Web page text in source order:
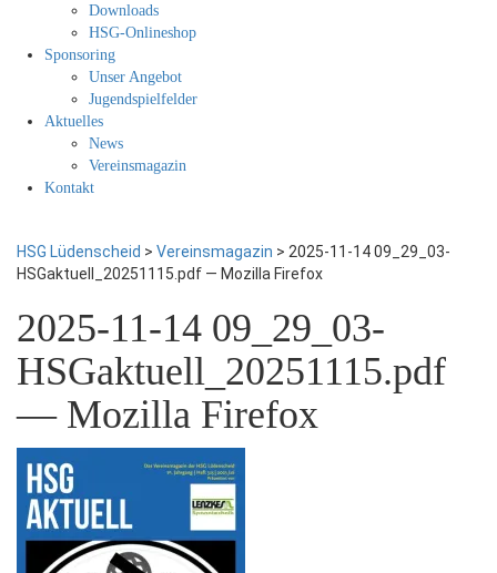
Downloads
HSG-Onlineshop
Sponsoring
Unser Angebot
Jugendspielfelder
Aktuelles
News
Vereinsmagazin
Kontakt
HSG Lüdenscheid > Vereinsmagazin > 2025-11-14 09_29_03-
HSGaktuell_20251115.pdf — Mozilla Firefox
2025-11-14 09_29_03-
HSGaktuell_20251115.pdf
— Mozilla Firefox